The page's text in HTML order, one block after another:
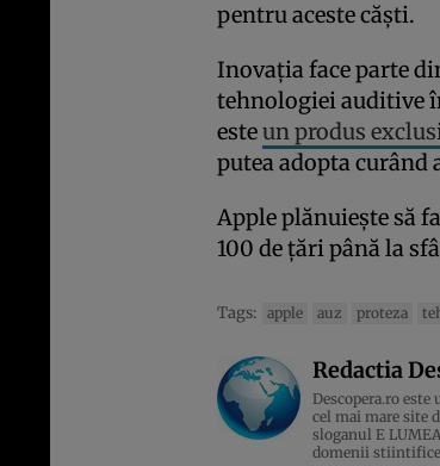
pentru aceste căști.
Inovația face parte
tehnologiei auditive
esteun produs
putea adopta curând
Apple plănuiește să
100 de țări până la
Tags: apple auz proteza
Redactia
Descopera.ro
cel mai mare site
sloganul E
domenii